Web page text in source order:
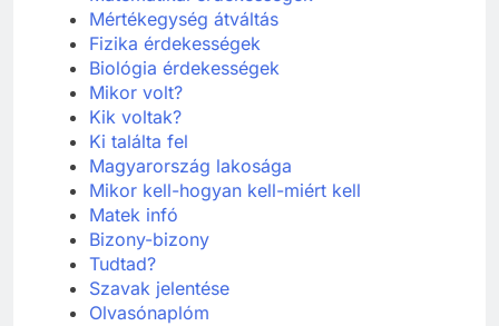
Mértékegység átváltás
Fizika érdekességek
Biológia érdekességek
Mikor volt?
Kik voltak?
Ki találta fel
Magyarország lakosága
Mikor kell-hogyan kell-miért kell
Matek infó
Bizony-bizony
Tudtad?
Szavak jelentése
Olvasónaplóm